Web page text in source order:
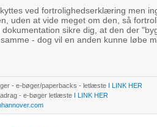
ved fortrolighedserklæring men
uden at vide meget om den, så
sikre dig, at den der
- dog vil en anden kunne løbe
- e-bøger/paperbacks - letlæsteI LINK HER
- e-bøger letlæste I LINK HER